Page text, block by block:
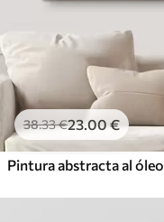
38.33€23.00€
Pintura abstracta al óleo